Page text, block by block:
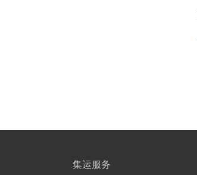
集运服务